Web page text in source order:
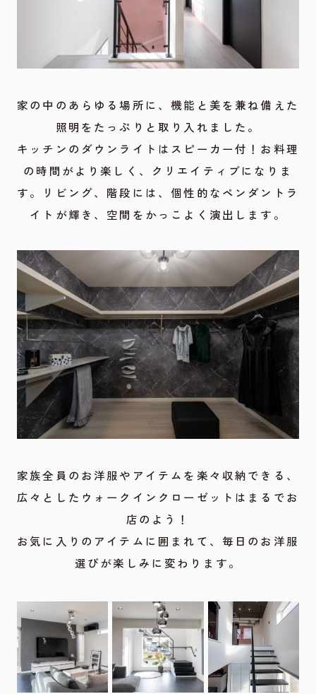
家の中のあらゆる場所に、機能と美を兼ね備えた
照明をたっぷりと取り入れました。
キッチンのダウンライトはスピーカー付！お料理
の時間がより楽しく、クリエイティブになりま
す。リビング、階段には、個性的なペンダントラ
イトが輝き、空間をかっこよく演出します。
家族全員のお洋服やアイテムを楽々収納できる、
広々としたウォークインクローゼットはまるでお
店のよう！
お気に入りのアイテムに囲まれて、毎日のお洋服
選びが楽しみに変わります。